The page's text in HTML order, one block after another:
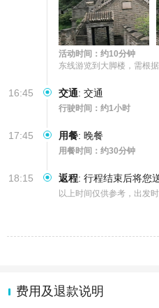
活动时间：约10分钟
东线游览到大脚楼，需根
16:45 交通: 交通
行驶时间：约1小时
17:45 用餐: 晚餐
用餐时间：约30分钟
18:15 返程: 行程结束后将您
以上时间仅供参考，出发
费用及退款说明